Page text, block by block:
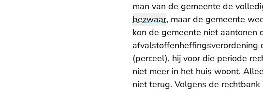
man van de gemeente de
bezwaar, maar de gemeente
kon de gemeente niet
afvalstoffenheffingsverordening
(perceel), hij voor die periode
niet meer in het huis woont.
niet terug. Volgens de